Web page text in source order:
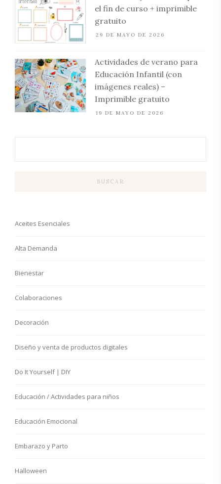
el fin de curso + imprimible
gratuito
29 DE MAYO DE 2026
Actividades de verano para
Educación Infantil (con
imágenes reales) –
Imprimible gratuito
19 DE MAYO DE 2026
BUSCAR
Aceites Esenciales
Alta Demanda
Bienestar
Colaboraciones
Decoración
Diseño y venta de productos digitales
Do It Yourself | DIY
Educación / Actividades para niños
Educación Emocional
Embarazo y Parto
Halloween